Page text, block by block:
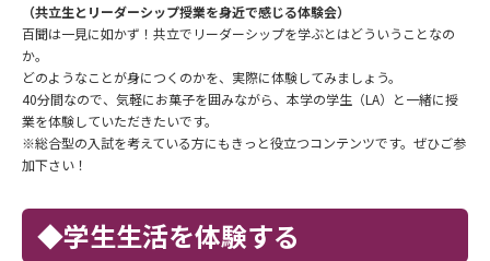
（共立生とリーダーシップ授業を身近で感じる体験会）
百聞は一見に如かず！共立でリーダーシップを学ぶとはどういうことなの
か。
どのようなことが身につくのかを、実際に体験してみましょう。
40分間なので、気軽にお菓子を囲みながら、本学の学生（LA）と一緒に授
業を体験していただきたいです。
※総合型の入試を考えている方にもきっと役立つコンテンツです。ぜひご参
加下さい！
◆学生生活を体験する